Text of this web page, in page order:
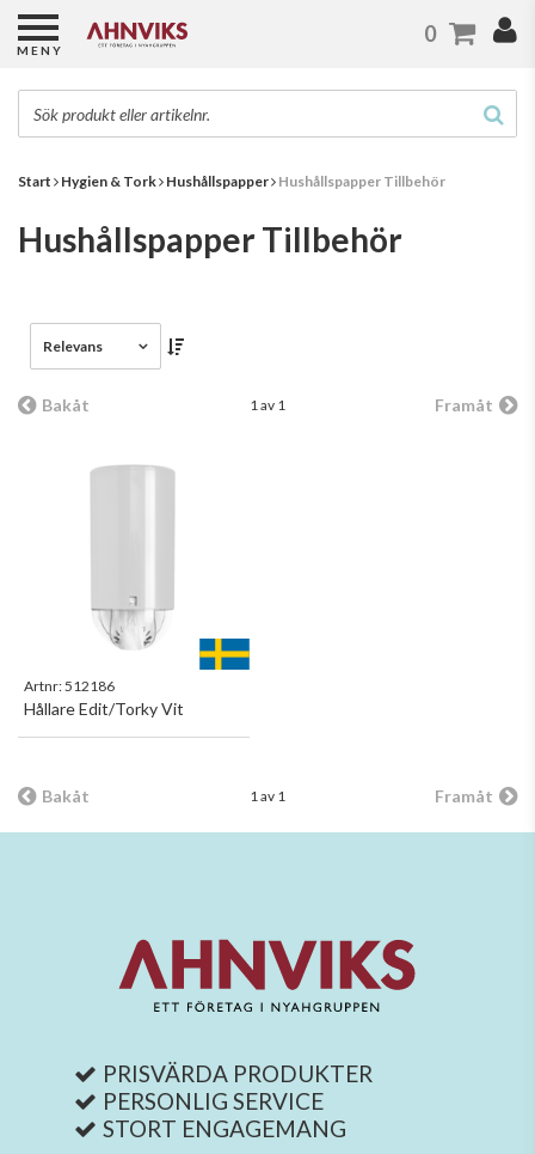
Start Hygien & Tork Hushållspapper Hushållspapper Tillbehör
Hushållspapper Tillbehör
Relevans
Bakåt 1 av 1 Framåt
Artnr:512186
Hållare Edit/Torky Vit
Bakåt 1 av 1 Framåt
PRISVÄRDA PRODUKTER
PERSONLIG SERVICE
STORT ENGAGEMANG
MENY
0